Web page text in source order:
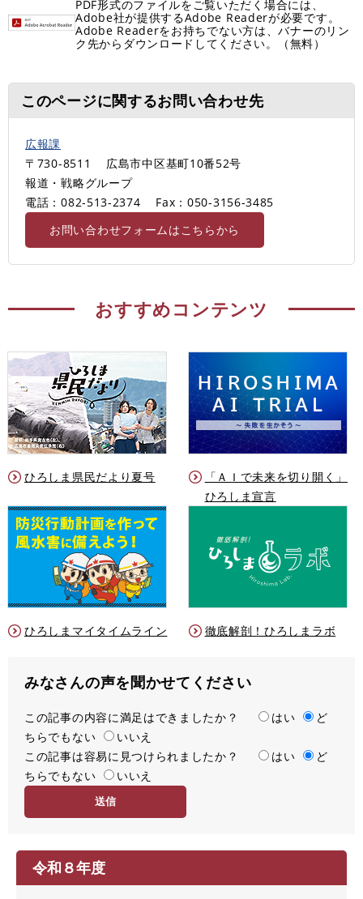
PDF形式のファイルをご覧いただく場合には、
Adobe社が提供するAdobe Readerが必要です。
Adobe Readerをお持ちでない方は、バナーのリン
ク先からダウンロードしてください。（無料）
このページに関するお問い合わせ先
広報課
〒730-8511
広島市中区基町10番52号
報道・戦略グループ
電話：082-513-2374
Fax：050-3156-3485
お問い合わせフォームはこちらから
おすすめコンテンツ
ひろしま県民だより夏号
「ＡＩで未来を切り開く」
ひろしま宣言
ひろしまマイタイムライン 徹底解剖！ひろしまラボ
みなさんの声を聞かせてください
満
足
度
この記事の内容に満足はできましたか？ はい
ど
ちらでもない
いいえ
容
易
この記事は容易に見つけられましたか？ はい
ど
ちらでもない
いいえ
令和８年度